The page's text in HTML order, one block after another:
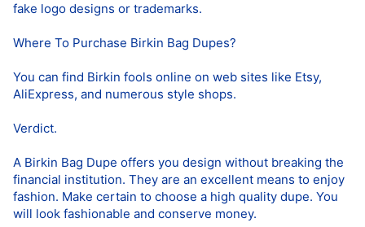
fake logo designs or trademarks.
Where To Purchase Birkin Bag Dupes?
You can find Birkin fools online on web sites like Etsy,
AliExpress, and numerous style shops.
Verdict.
A Birkin Bag Dupe offers you design without breaking the
financial institution. They are an excellent means to enjoy
fashion. Make certain to choose a high quality dupe. You
will look fashionable and conserve money.